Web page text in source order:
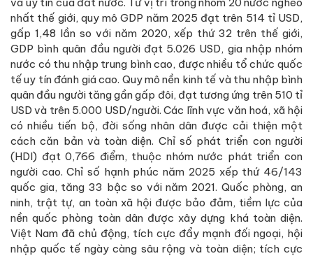
nhất thế giới, quy mô GDP năm 2025 đạt trên 514 tỉ USD,
gấp 1,48 lần so với năm 2020, xếp thứ 32 trên thế giới,
GDP bình quân đầu người đạt 5.026 USD, gia nhập nhóm
nước có thu nhập trung bình cao, được nhiều tổ chức quốc
tế uy tín đánh giá cao. Quy mô nền kinh tế và thu nhập bình
quân đầu người tăng gần gấp đôi, đạt tương ứng trên 510 tỉ
USD và trên 5.000 USD/người. Các lĩnh vực văn hoá, xã hội
có nhiều tiến bộ, đời sống nhân dân được cải thiện một
cách căn bản và toàn diện. Chỉ số phát triển con người
(HDI) đạt 0,766 điểm, thuộc nhóm nước phát triển con
người cao. Chỉ số hạnh phúc năm 2025 xếp thứ 46/143
quốc gia, tăng 33 bậc so với năm 2021. Quốc phòng, an
ninh, trật tự, an toàn xã hội được bảo đảm, tiềm lực của
nền quốc phòng toàn dân được xây dựng khá toàn diện.
Việt Nam đã chủ động, tích cực đẩy mạnh đối ngoại, hội
nhập quốc tế ngày càng sâu rộng và toàn diện; tích cực